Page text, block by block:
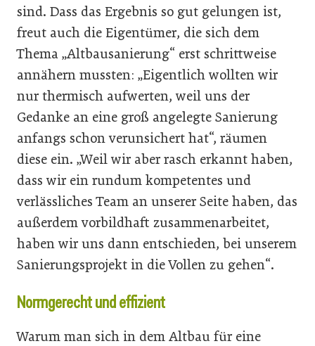
sind. Dass das Ergebnis so gut gelungen ist,
freut auch die Eigentümer, die sich dem
Thema „Altbausanierung“ erst schrittweise
annähern mussten: „Eigentlich wollten wir
nur thermisch aufwerten, weil uns der
Gedanke an eine groß angelegte Sanierung
anfangs schon verunsichert hat“, räumen
diese ein. „Weil wir aber rasch erkannt haben,
dass wir ein rundum kompetentes und
verlässliches Team an unserer Seite haben, das
außerdem vorbildhaft zusammenarbeitet,
haben wir uns dann entschieden, bei unserem
Sanierungsprojekt in die Vollen zu gehen“.
Normgerecht und effizient
Warum man sich in dem Altbau für eine